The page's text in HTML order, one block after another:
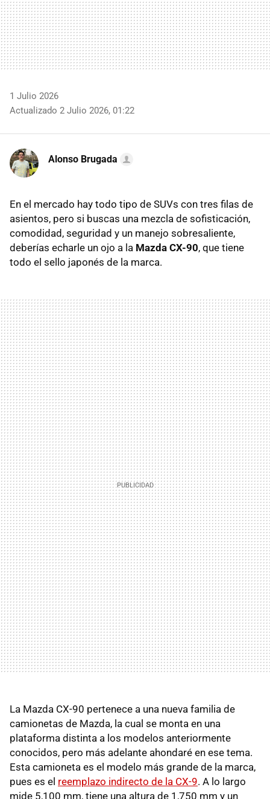
1 Julio 2026
Actualizado 2 Julio 2026, 01:22
Alonso Brugada
En el mercado hay todo tipo de SUVs con tres filas de
asientos, pero si buscas una mezcla de sofisticación,
comodidad, seguridad y un manejo sobresaliente,
deberías echarle un ojo a la Mazda CX-90, que tiene
todo el sello japonés de la marca.
La Mazda CX-90 pertenece a una nueva familia de
camionetas de Mazda, la cual se monta en una
plataforma distinta a los modelos anteriormente
conocidos, pero más adelante ahondaré en ese tema.
Esta camioneta es el modelo más grande de la marca,
pues es el reemplazo indirecto de la CX-9. A lo largo
mide 5,100 mm, tiene una altura de 1,750 mm y un